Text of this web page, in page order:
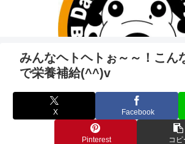
みんなヘトヘトぉ～～！こん
で栄養補給(^^)v
X Facebook
Pinterest コピ